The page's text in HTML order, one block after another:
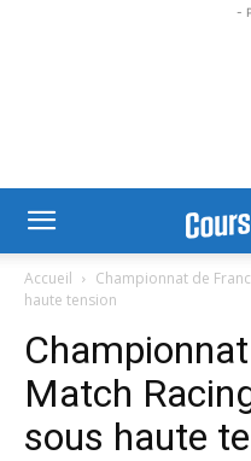
-
Accueil
Championnat de
haute tension
Match
sous haute